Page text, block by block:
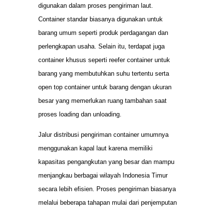
digunakan dalam proses pengiriman laut.
Container standar biasanya digunakan untuk
barang umum seperti produk perdagangan dan
perlengkapan usaha. Selain itu, terdapat juga
container khusus seperti reefer container untuk
barang yang membutuhkan suhu tertentu serta
open top container untuk barang dengan ukuran
besar yang memerlukan ruang tambahan saat
proses loading dan unloading.
Jalur distribusi pengiriman container umumnya
menggunakan kapal laut karena memiliki
kapasitas pengangkutan yang besar dan mampu
menjangkau berbagai wilayah Indonesia Timur
secara lebih efisien. Proses pengiriman biasanya
melalui beberapa tahapan mulai dari penjemputan